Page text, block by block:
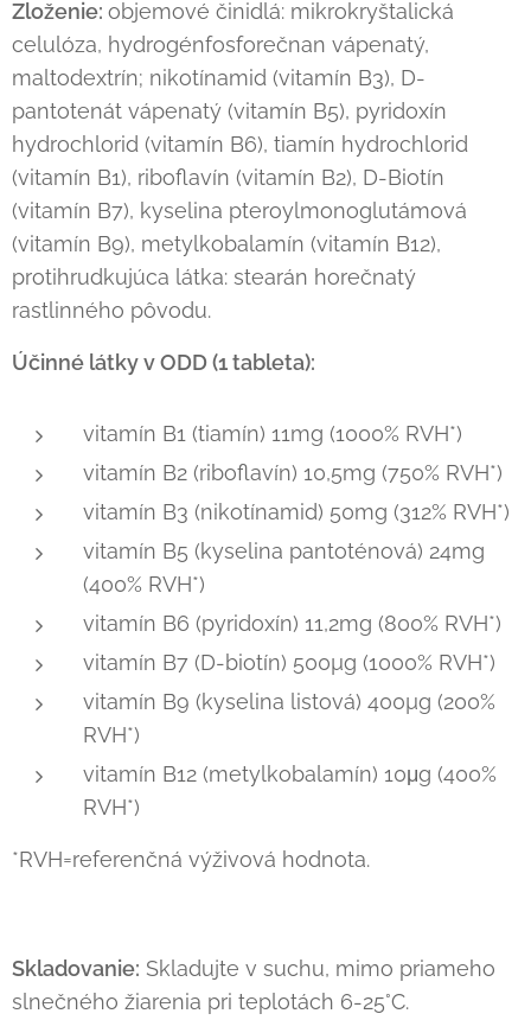
Zloženie: objemové činidlá: mikrokryštalická
celulóza, hydrogénfosforečnan vápenatý,
maltodextrín; nikotínamid (vitamín B3), D-
pantotenát vápenatý (vitamín B5), pyridoxín
hydrochlorid (vitamín B6), tiamín hydrochlorid
(vitamín B1), riboflavín (vitamín B2), D-Biotín
(vitamín B7), kyselina pteroylmonoglutámová
(vitamín B9), metylkobalamín (vitamín B12),
protihrudkujúca látka: stearán horečnatý
rastlinného pôvodu.
Účinné látky v ODD (1 tableta):
vitamín B1 (tiamín) 11mg (1000% RVH*)
vitamín B2 (riboflavín) 10,5mg (750% RVH*)
vitamín B3 (nikotínamid) 50mg (312% RVH*)
vitamín B5 (kyselina pantoténová) 24mg
(400% RVH*)
vitamín B6 (pyridoxín) 11,2mg (800% RVH*)
vitamín B7 (D-biotín) 500µg (1000% RVH*)
vitamín B9 (kyselina listová) 400µg (200%
RVH*)
vitamín B12 (metylkobalamín) 10μg (400%
RVH*)
*RVH=referenčná výživová hodnota.
Skladovanie: Skladujte v suchu, mimo priameho
slnečného žiarenia pri teplotách 6-25°C.